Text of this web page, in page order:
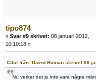
tipo874
« Svar #9 skrivet: 08 januari 2012,
10:10:18 »
Citat från: David Rinnan skrivet 08
Nu verkar det ju inte vara några